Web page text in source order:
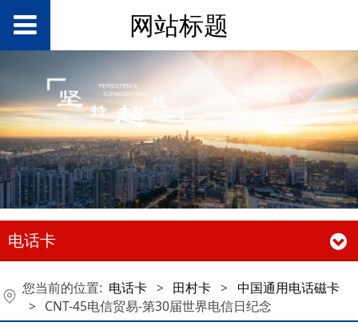
网站标题
电话卡
您当前的位置: 电话卡 > 田村卡 > 中国通用电话磁卡
> CNT-45电信贸易-第30届世界电信日纪念